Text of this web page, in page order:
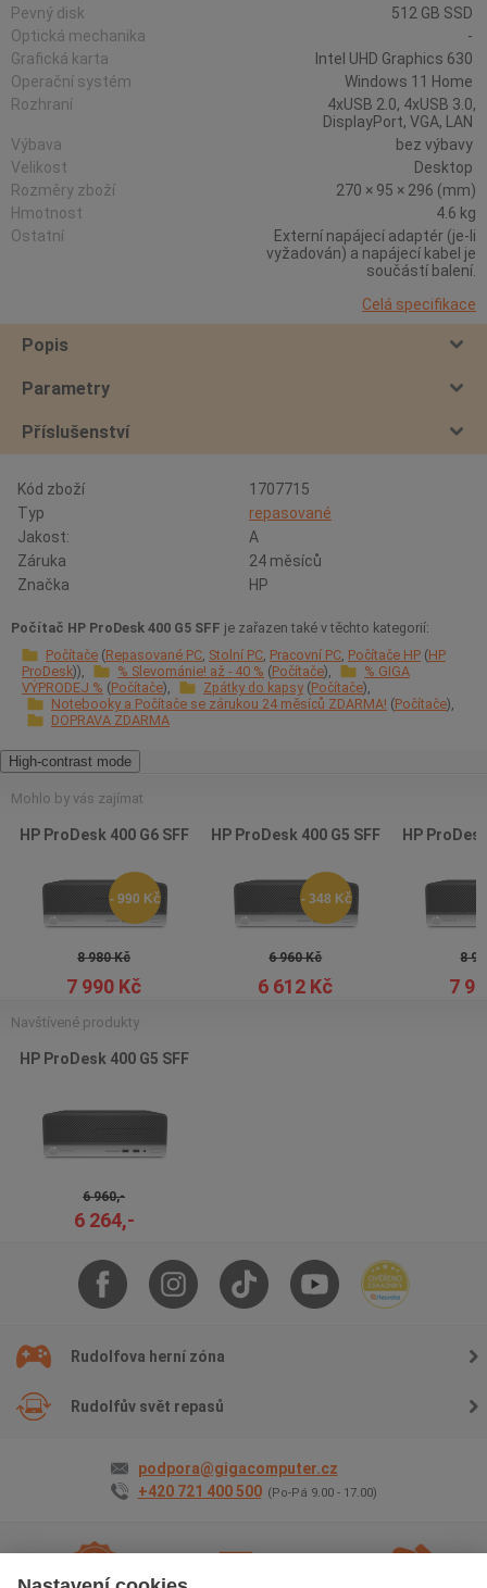
Pevný disk
512 GB SSD
Optická mechanika
-
Grafická karta
Intel UHD Graphics 630
Operační systém
Windows 11 Home
Rozhraní
4xUSB 2.0, 4xUSB 3.0,
DisplayPort, VGA, LAN
Výbava
bez výbavy
Velikost
Desktop
Rozměry zboží
270 × 95 × 296 (mm)
Hmotnost
4.6 kg
Ostatní
Externí napájecí adaptér (je-li
vyžadován) a napájecí kabel je
součástí balení.
Celá specifikace
Popis
Parametry
Příslušenství
Kód zboží
1707715
Typ
repasované
Jakost:
A
Záruka
24 měsíců
Značka
HP
Počítač HP ProDesk 400 G5 SFF je zařazen také v těchto kategorií:
Počítače Repasované PC Stolní PC Pracovní PC Počítače HP HP
ProDesk
% Slevománie! až - 40 % Počítače
% GIGA
VÝPRODEJ % Počítače Zpátky do kapsy Počítače
Notebooky a Počítače se zárukou 24 měsíců ZDARMA! Počítače
DOPRAVA ZDARMA
High-contrast mode
Mohlo by vás zajímat
HP ProDesk 400 G6 SFF
- 990 Kč
8 980 Kč
7 990 Kč
HP ProDesk 400 G5 SFF
- 348 Kč
6 960 Kč
6 612 Kč
HP
8
7
Navštívené produkty
HP ProDesk 400 G5 SFF
6 960,-
6 264,-
Rudolfova herní zóna
Rudolfův svět repasů
podpora@gigacomputer.cz
+420 721 400 500 (Po-Pá 9.00 - 17.00)